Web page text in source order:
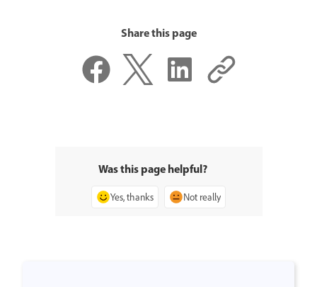
Share this page
Was this page helpful?
Yes, thanks Not really